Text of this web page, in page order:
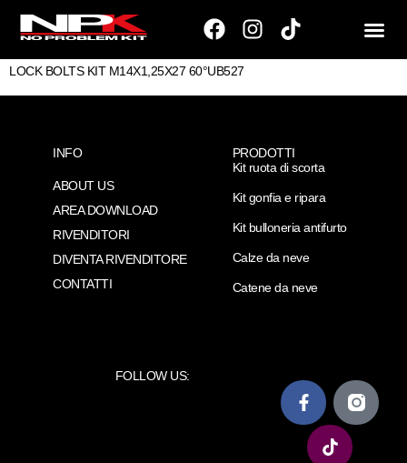
LOCK BOLTS KIT M14X1,25X27 60°UB527
INFO
ABOUT US
AREA DOWNLOAD
RIVENDITORI
DIVENTA RIVENDITORE
CONTATTI
PRODOTTI
Kit ruota di scorta
Kit gonfia e ripara
Kit bulloneria antifurto
Calze da neve
Catene da neve
FOLLOW US: